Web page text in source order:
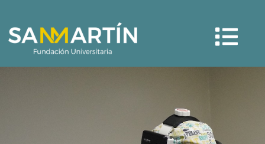
contenido
Menú